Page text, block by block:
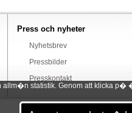
statistik. Genom att klicka
Press och nyheter
Nyhetsbrev
Pressbilder
Presskontakt